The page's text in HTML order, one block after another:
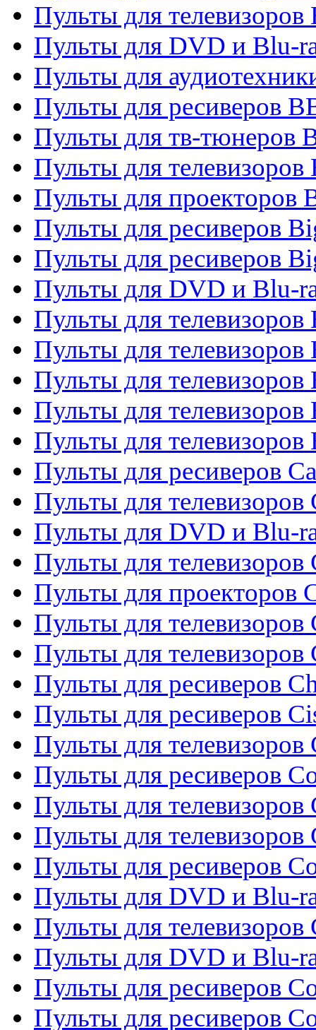
Пульты для
Пульты для DVD и Blu-
Пульты для
Пульты для ресиверов
Пульты для тв-тюнеров
Пульты для телевизоров
Пульты для проекторов
Пульты для ресиверов
Пульты для ресиверов
Пульты для DVD и Blu-
Пульты для телевизоров
Пульты для телевизоров
Пульты для телевизоров
Пульты для телевизоров
Пульты для телевизоров
Пульты для ресиверов
Пульты для телевизоров
Пульты для DVD и Blu-
Пульты для телевизоров
Пульты для проекторов
Пульты для телевизоров
Пульты для телевизоров
Пульты для ресиверов
Пульты для ресиверов
Пульты для телевизоров
Пульты для ресиверов
Пульты для телевизоров
Пульты для телевизоров
Пульты для ресиверов
Пульты для DVD и Blu-
Пульты для телевизоров
Пульты для DVD и Blu-
Пульты для ресиверов
Пульты для ресиверов